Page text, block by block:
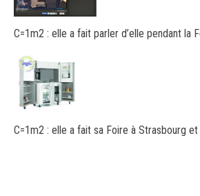
C=1m2 : elle a fait parler d’elle pendant la
C=1m2 : elle a fait sa Foire à Strasbourg